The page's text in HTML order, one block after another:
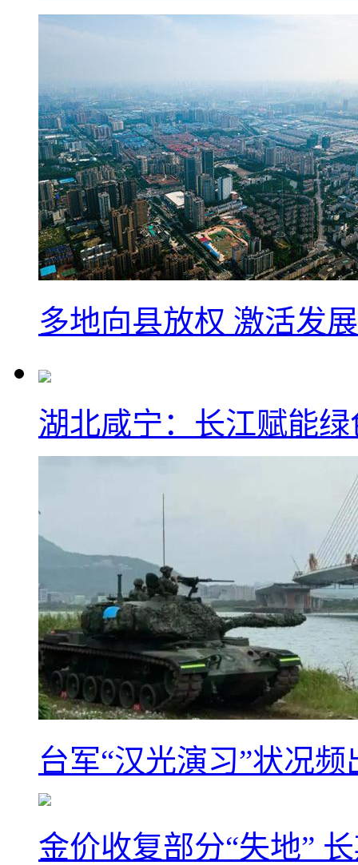
多地向县放权 激活发
湖北咸宁：长江赋能
台军“汉光演习”状况
金价收复部分“失地”